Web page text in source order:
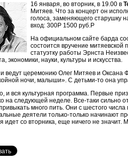
16 января, во вторник, в 19.00 в
Митяев. Что за концерт он
голоса, заменяющего старушку
вход: 300P 1500 руб.P
На официальном сайте барда
состоится вручение
статуэтку работы Эрнста
экономики, науки, культуры и искусства.
ведут церемонию Олег Митяев и
ночи, малыши». С детьми-то она
и вся культурная программа. Первые
на следующей неделе. Все-таки сильно
много пить. Они с шестого числа
деятели только-только начинают
идет со вторника, еще ничего не значит.